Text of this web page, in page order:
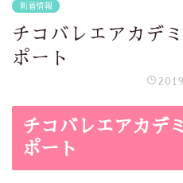
新着情報
チコバレエアカデ
ポート
チコバレエアカデ
ポート